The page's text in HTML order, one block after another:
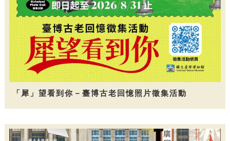
「犀」望看到你－臺博古老回憶照片徵集活動